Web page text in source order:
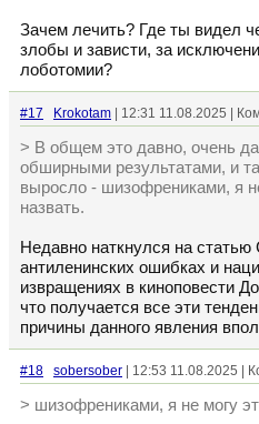
Зачем лечить? Где ты видел
злобы и зависти, за
лоботомии?
#17 Krokotam | 12:31 11.08.2025 |
> В общем это давно, очень
обширными результатами, и
выросло - шизофрениками, я
назвать.
Недавно наткнулся на
антиленинских ошибках и
извращениях в киноповести
что получается все эти
причины данного явления
#18 sobersober | 12:53 11.08.2025 |
> шизофрениками, я не могу